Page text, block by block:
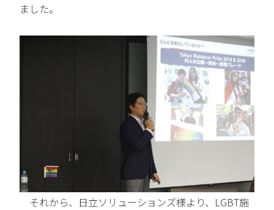
ました。
それから、日立ソリューションズ様より、LGBT施